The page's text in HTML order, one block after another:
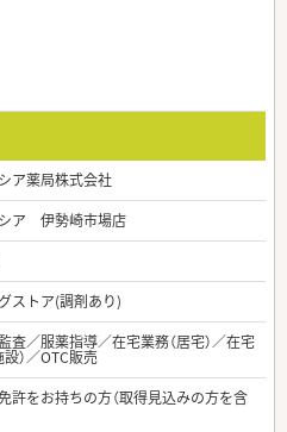
ア薬局株式会社
ア 伊勢崎市場店
ストア(調剤あり)
査／服薬指導／在宅業務（居宅）／在宅
設）／OTC販売
許をお持ちの方（取得見込みの方を含